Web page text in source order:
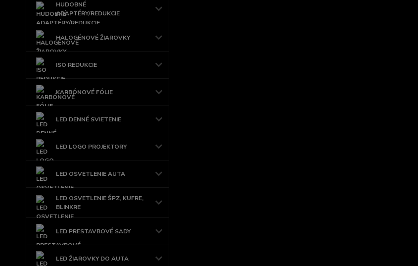
HUDOBNÉ
ADAPTÉRY/REDUKCIE
HALOGÉNOVÉ ŽIAROVKY
ISO REDUKCIE
KARBÓNOVÉ FÓLIE
LED DENNÉ SVIETENIE
LED LOGO PROJEKTORY
LED OSVETLENIE AUTA
LED OSVETLENIE ŠPZ, KUFRE,
BLINKRE
LED PRESTAVBOVÉ SADY
LED ŽIAROVKY DO AUTA